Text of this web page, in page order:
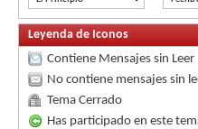
Leyenda de Iconos
Contiene Mensajes sin Leer
No contiene mensajes sin
Tema Cerrado
Has participado en este